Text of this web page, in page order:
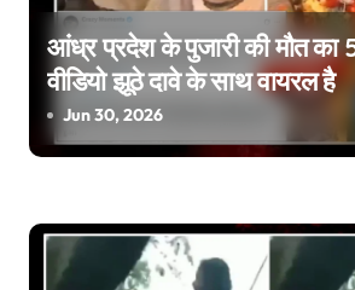
g
a
t
o
आंध्र प्रदेश के पुजारी की मौत का
वीडियो झूठे दावे के साथ वायरल है
Jun 30, 2026